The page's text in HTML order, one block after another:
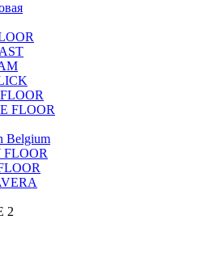
FLOOR
Belgium
2